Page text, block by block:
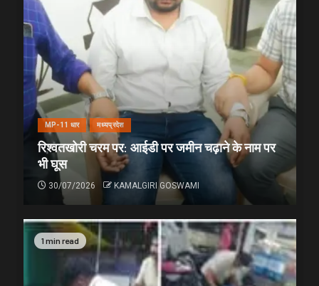
MP-11 धार मध्यप्रदेश
रिश्वतखोरी चरम पर: आईडी पर जमीन चढ़ाने के नाम पर
भी घूस
30/07/2026 KAMALGIRI GOSWAMI
1 min read